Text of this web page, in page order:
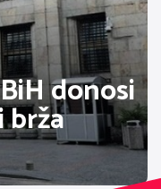
donosi